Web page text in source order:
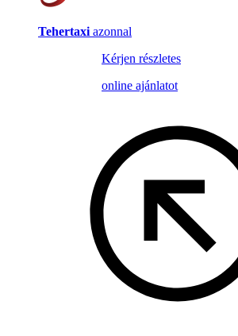
Tehertaxi azonnal
Kérjen részletes
online ajánlatot